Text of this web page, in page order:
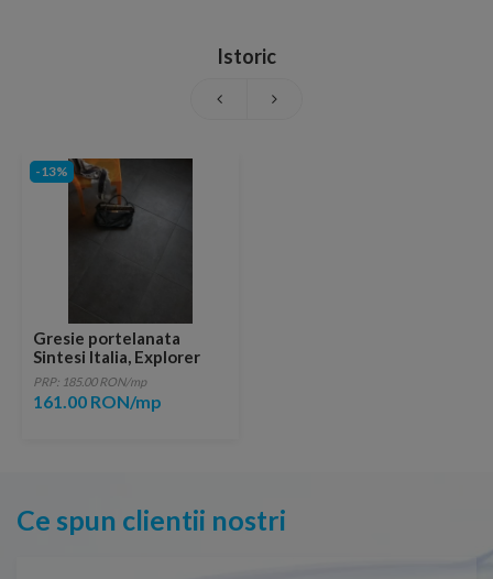
Istoric
-13%
Gresie portelanata
Sintesi Italia, Explorer
Nero 45x45 cm
PRP: 185.00 RON/mp
161.00 RON/mp
Ce spun clientii nostri